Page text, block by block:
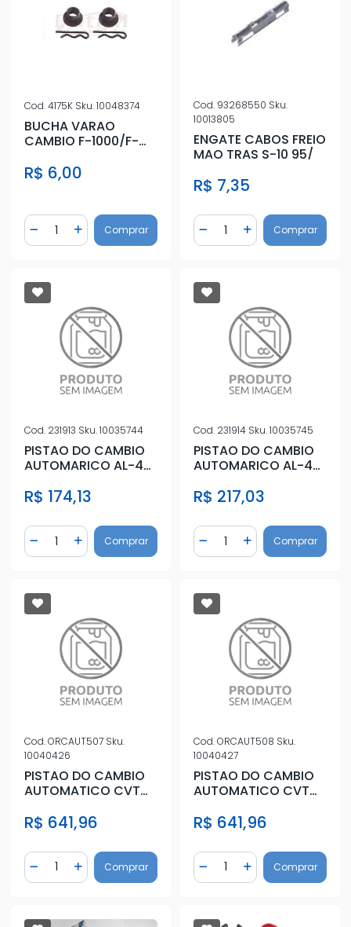
Cod.4175K Sku.10048374
BUCHA VARAO
CAMBIO F-1000/F-
R$ 6,00
Diminuir Quantidade
Quantidade
Adicionar Quantidade
Comprar
Cod. 93268550 Sku.
10013805
ENGATE CABOS FREIO
MAO TRAS S-10 95/
R$ 7,35
Diminuir Quantidade
Quantidade
AdicionarComprar
Cod. 231913 Sku.10035744
PISTAO DO CAMBIO
AUTOMARICO AL-4
R$ 174,13
Diminuir Quantidade
Quantidade
Adicionar Quantidade
Comprar
Cod. 231914 Sku.10035745
PISTAO DO CAMBIO
AUTOMARICO AL-4
R$ 217,03
Diminuir Quantidade
Quantidade
AdicionarComprar
Cod.ORCAUT507 Sku.
10040426
PISTAO DO CAMBIO
AUTOMATICO CVT
2009 ALTO
R$ 641,96
Diminuir Quantidade
Quantidade
Adicionar Quantidade
Comprar
Cod.ORCAUT508 Sku.
10040427
PISTAO DO CAMBIO
AUTOMATICO CVT
2009 BAIX
R$ 641,96
Diminuir Quantidade
Quantidade
AdicionarComprar